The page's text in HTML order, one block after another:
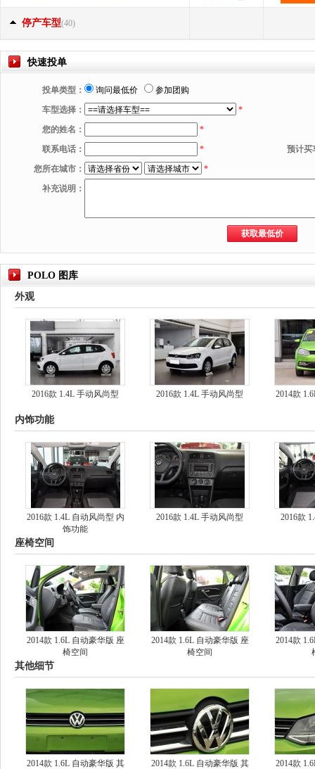
停产车型(40)
快速投单
投单类型： 询问最低价
参加团购
车型选择：
*
您的姓名：
*
联系电话：
*
预计买
您所在城市：
*
补充说明：
POLO 图库
外观
2016款 1.4L 手动风尚型 2016款 1.4L 手动风尚型 2014款
内饰功能
2016款 1.4L 自动风尚型 内
饰功能
2016款 1.4L 手动风尚型 2016款
座椅空间
2014款 1.6L 自动豪华版 座
椅空间
2014款 1.6L 自动豪华版 座
椅空间
2014款
其他细节
2014款 1.6L 自动豪华版 其
2014款 1.6L 自动豪华版 其
2014款